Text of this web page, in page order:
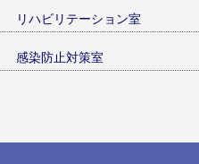
リハビリテーション室
感染防止対策室